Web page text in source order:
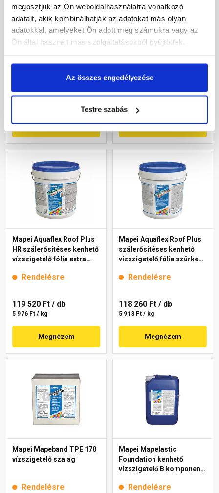
megosztjuk az Ön weboldalhasználatra vonatkozó
adatait, akik kombinálhatják az adatokat más olyan
adatokkal, amelyeket Ön adott meg számukra vagy az
Ön által használt más szolgáltatásokból gyűjtöttek.
Az összes engedélyezése
Testre szabás
Tytan Disprobit
diszperziós aszfalt-gumi
Rendelésre
5 070 Ft/ db
Megnézem
Mapei Planiseal 88
vízszigetelő habarcs
Rendelésre
15 750 Ft/ zsák
Megnézem
Mapei Aquaflex Roof Plus
HR szálerősítéses kenhető
vízszigetelő fólia extra
Rendelésre
119 520 Ft / db
5 976 Ft / kg
Megnézem
Mapei Aquaflex Roof Plus
szálerősítéses kenhető
vízszigetelő fólia szürke
Rendelésre
118 260 Ft / db
5 913 Ft / kg
Megnézem
Mapei Mapeband TPE 170
vízszigetelő szalag
Rendelésre
Mapei Mapelastic
Foundation kenhető
vízszigetelő B komponens
Rendelésre